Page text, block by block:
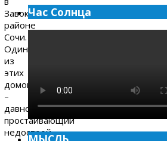
Завокзальном
районе
Сочи.
Один
из
этих
домов
–
давно
простаивающий
недострой,
Час Солнца